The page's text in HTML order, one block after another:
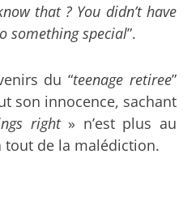
that ? You didn’t have
something special”.
du “teenage retiree”
son innocence, sachant
right» n’est plus au
tout de la malédiction.